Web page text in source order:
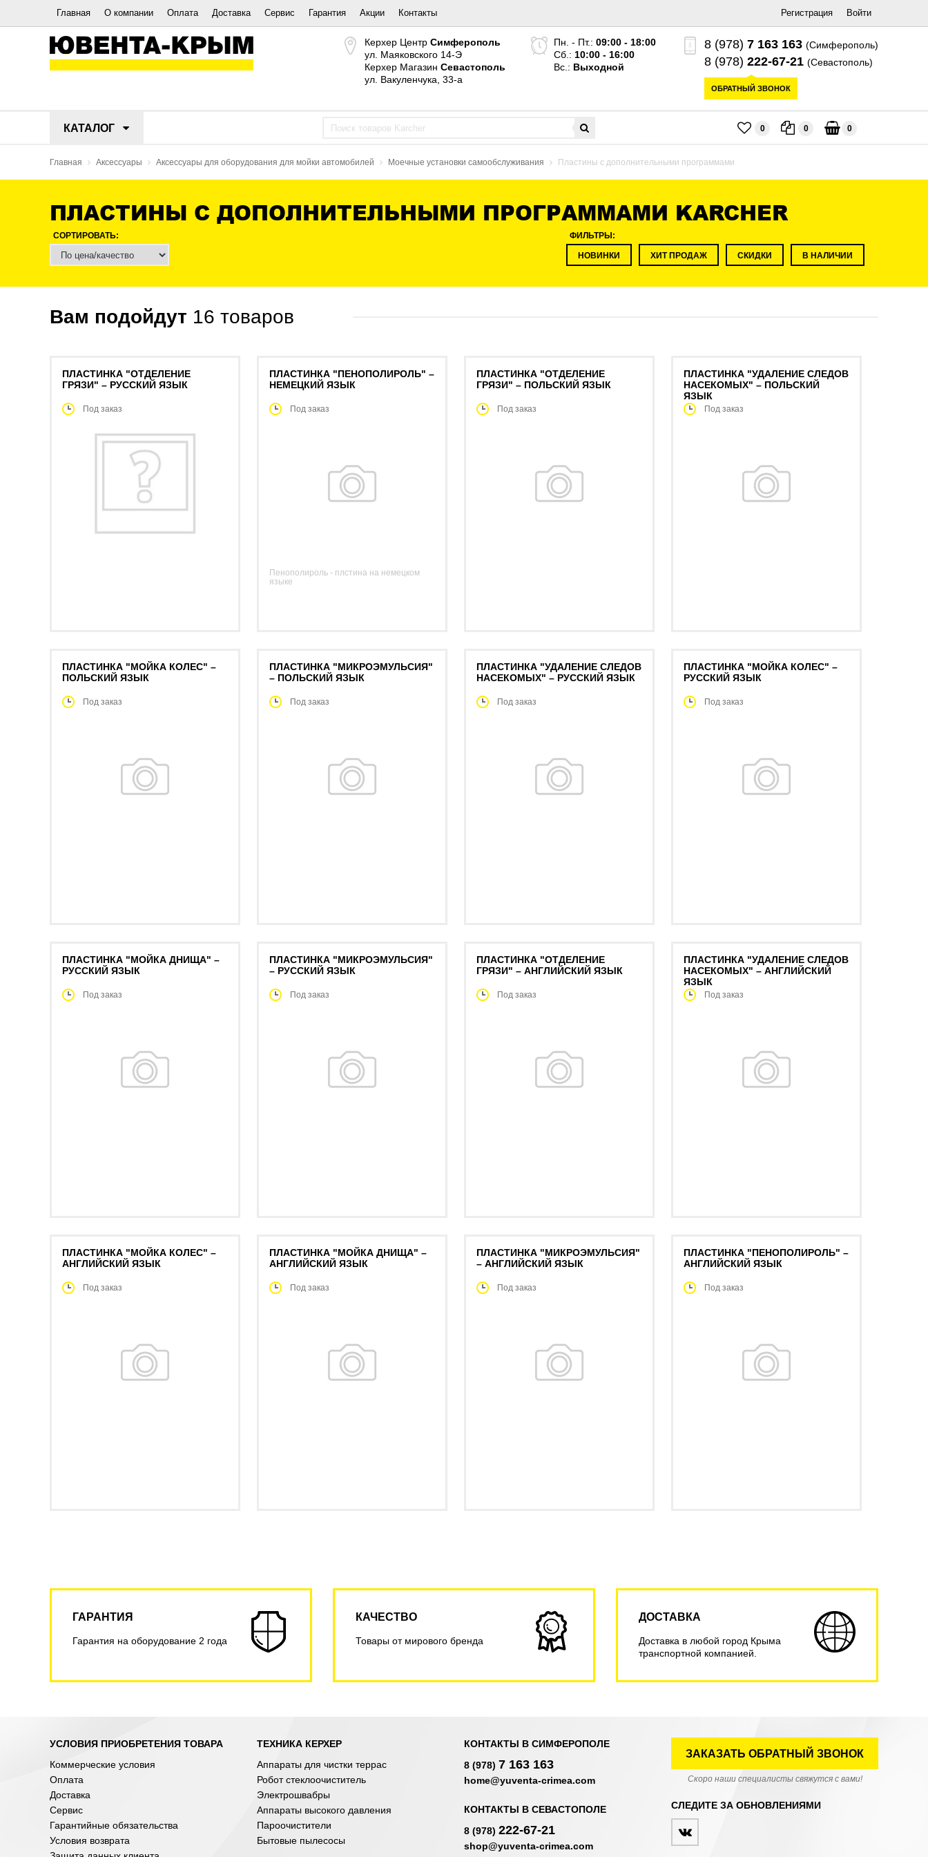
Главная О компании Оплата Доставка Сервис Гарантия Акции Контакты Регистрация Войти
Керхер Центр Симферополь
ул. Маяковского 14-Э
Керхер Магазин Севастополь
ул. Вакуленчука, 33-а
Пн. - Пт.: 09:00 - 18:00
Сб.: 10:00 - 16:00
Вс.: Выходной
8 (978) 7 163 163 (Симферополь)
8 (978) 222-67-21 (Севастополь)
ОБРАТНЫЙ ЗВОНОК
КАТАЛОГ 0 0 0
Главная Аксессуары Аксессуары для оборудования для мойки автомобилей Моечные установки самообслуживания Пластины с дополнительными программами
ПЛАСТИНЫ С ДОПОЛНИТЕЛЬНЫМИ ПРОГРАММАМИ KARCHER
СОРТИРОВАТЬ: ФИЛЬТРЫ:
НОВИНКИ ХИТ ПРОДАЖ СКИДКИ В НАЛИЧИИ
Вам подойдут 16 товаров
ПЛАСТИНКА "ОТДЕЛЕНИЕ
ГРЯЗИ" – РУССКИЙ ЯЗЫК
Под заказ
ПЛАСТИНКА "ПЕНОПОЛИРОЛЬ" –
НЕМЕЦКИЙ ЯЗЫК
Под заказ
Пенополироль - плстина на немецком
языке
ПЛАСТИНКА "ОТДЕЛЕНИЕ
ГРЯЗИ" – ПОЛЬСКИЙ ЯЗЫК
Под заказ
ПЛАСТИНКА "УДАЛЕНИЕ СЛЕДОВ
НАСЕКОМЫХ" – ПОЛЬСКИЙ
ЯЗЫК
Под заказ
ПЛАСТИНКА "МОЙКА КОЛЕС" –
ПОЛЬСКИЙ ЯЗЫК
Под заказ
ПЛАСТИНКА "МИКРОЭМУЛЬСИЯ"
– ПОЛЬСКИЙ ЯЗЫК
Под заказ
ПЛАСТИНКА "УДАЛЕНИЕ СЛЕДОВ
НАСЕКОМЫХ" – РУССКИЙ ЯЗЫК
Под заказ
ПЛАСТИНКА "МОЙКА КОЛЕС" –
РУССКИЙ ЯЗЫК
Под заказ
ПЛАСТИНКА "МОЙКА ДНИЩА" –
РУССКИЙ ЯЗЫК
Под заказ
ПЛАСТИНКА "МИКРОЭМУЛЬСИЯ"
– РУССКИЙ ЯЗЫК
Под заказ
ПЛАСТИНКА "ОТДЕЛЕНИЕ
ГРЯЗИ" – АНГЛИЙСКИЙ ЯЗЫК
Под заказ
ПЛАСТИНКА "УДАЛЕНИЕ СЛЕДОВ
НАСЕКОМЫХ" – АНГЛИЙСКИЙ
ЯЗЫК
Под заказ
ПЛАСТИНКА "МОЙКА КОЛЕС" –
АНГЛИЙСКИЙ ЯЗЫК
Под заказ
ПЛАСТИНКА "МОЙКА ДНИЩА" –
АНГЛИЙСКИЙ ЯЗЫК
Под заказ
ПЛАСТИНКА "МИКРОЭМУЛЬСИЯ"
– АНГЛИЙСКИЙ ЯЗЫК
Под заказ
ПЛАСТИНКА "ПЕНОПОЛИРОЛЬ" –
АНГЛИЙСКИЙ ЯЗЫК
Под заказ
ГАРАНТИЯ
Гарантия на оборудование 2 года
КАЧЕСТВО
Товары от мирового бренда
ДОСТАВКА
Доставка в любой город Крыма
транспортной компанией.
УСЛОВИЯ ПРИОБРЕТЕНИЯ ТОВАРА
Коммерческие условия
Оплата
Доставка
Сервис
Гарантийные обязательства
Условия возврата
ТЕХНИКА КЕРХЕР
Аппараты для чистки террас
Робот стеклоочиститель
Электрошвабры
Аппараты высокого давления
Пароочистители
Бытовые пылесосы
КОНТАКТЫ В СИМФЕРОПОЛЕ
8 (978) 7 163 163
home@yuventa-crimea.com
КОНТАКТЫ В СЕВАСТОПОЛЕ
8 (978) 222-67-21
shop@yuventa-crimea.com
ЗАКАЗАТЬ ОБРАТНЫЙ ЗВОНОК
Скоро наши специалисты свяжутся с вами!
СЛЕДИТЕ ЗА ОБНОВЛЕНИЯМИ